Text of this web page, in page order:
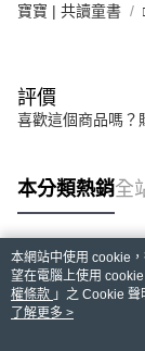
寶寶 | 共讀童書
評價
喜歡這個商品嗎？
本分類熱銷全
熱門標籤
本網站中使用 cookie
望在電腦上使用
權條款 」之 Cookie
用條款之 Cookie 聲明
了解更多 >